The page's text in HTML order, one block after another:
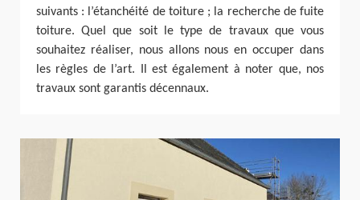
suivants : l’étanchéité de toiture ; la recherche de fuite
toiture. Quel que soit le type de travaux que vous
souhaitez réaliser, nous allons nous en occuper dans
les règles de l’art. Il est également à noter que, nos
travaux sont garantis décennaux.